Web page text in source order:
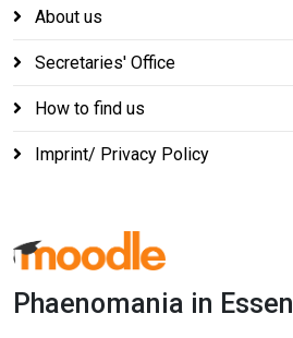
About us
Secretaries' Office
How to find us
Imprint/ Privacy Policy
Phaenomania in Essen